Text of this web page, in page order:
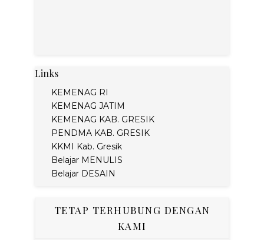
Links
KEMENAG RI
KEMENAG JATIM
KEMENAG KAB. GRESIK
PENDMA KAB. GRESIK
KKMI Kab. Gresik
Belajar MENULIS
Belajar DESAIN
TETAP TERHUBUNG DENGAN
KAMI